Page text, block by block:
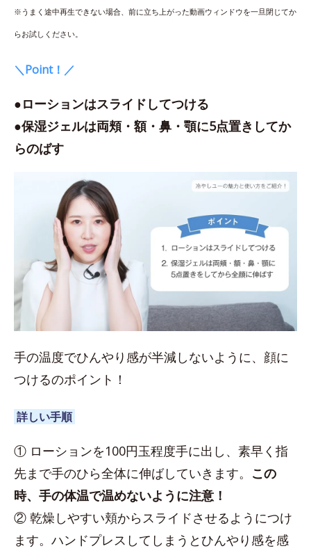
※うまく途中再生できない場合、前に立ち上がった動画ウィンドウを一旦閉じてか
らお試しください。
＼Point！／
●ローションはスライドしてつける
●保湿ジェルは両頬・額・鼻・顎に5点置きしてか
らのばす
手の温度でひんやり感が半減しないように、顔に
つけるのポイント！
詳しい手順
① ローションを100円玉程度手に出し、素早く指
先まで手のひら全体に伸ばしていきます。 この
時、手の体温で温めないように注意！
② 乾燥しやすい頬からスライドさせるようにつけ
ます。ハンドプレスしてしまうとひんやり感を感